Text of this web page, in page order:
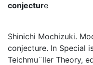
conjecture
Shinichi Mochizuki.
conjecture. In Special
Teichmu¨ller Theory,